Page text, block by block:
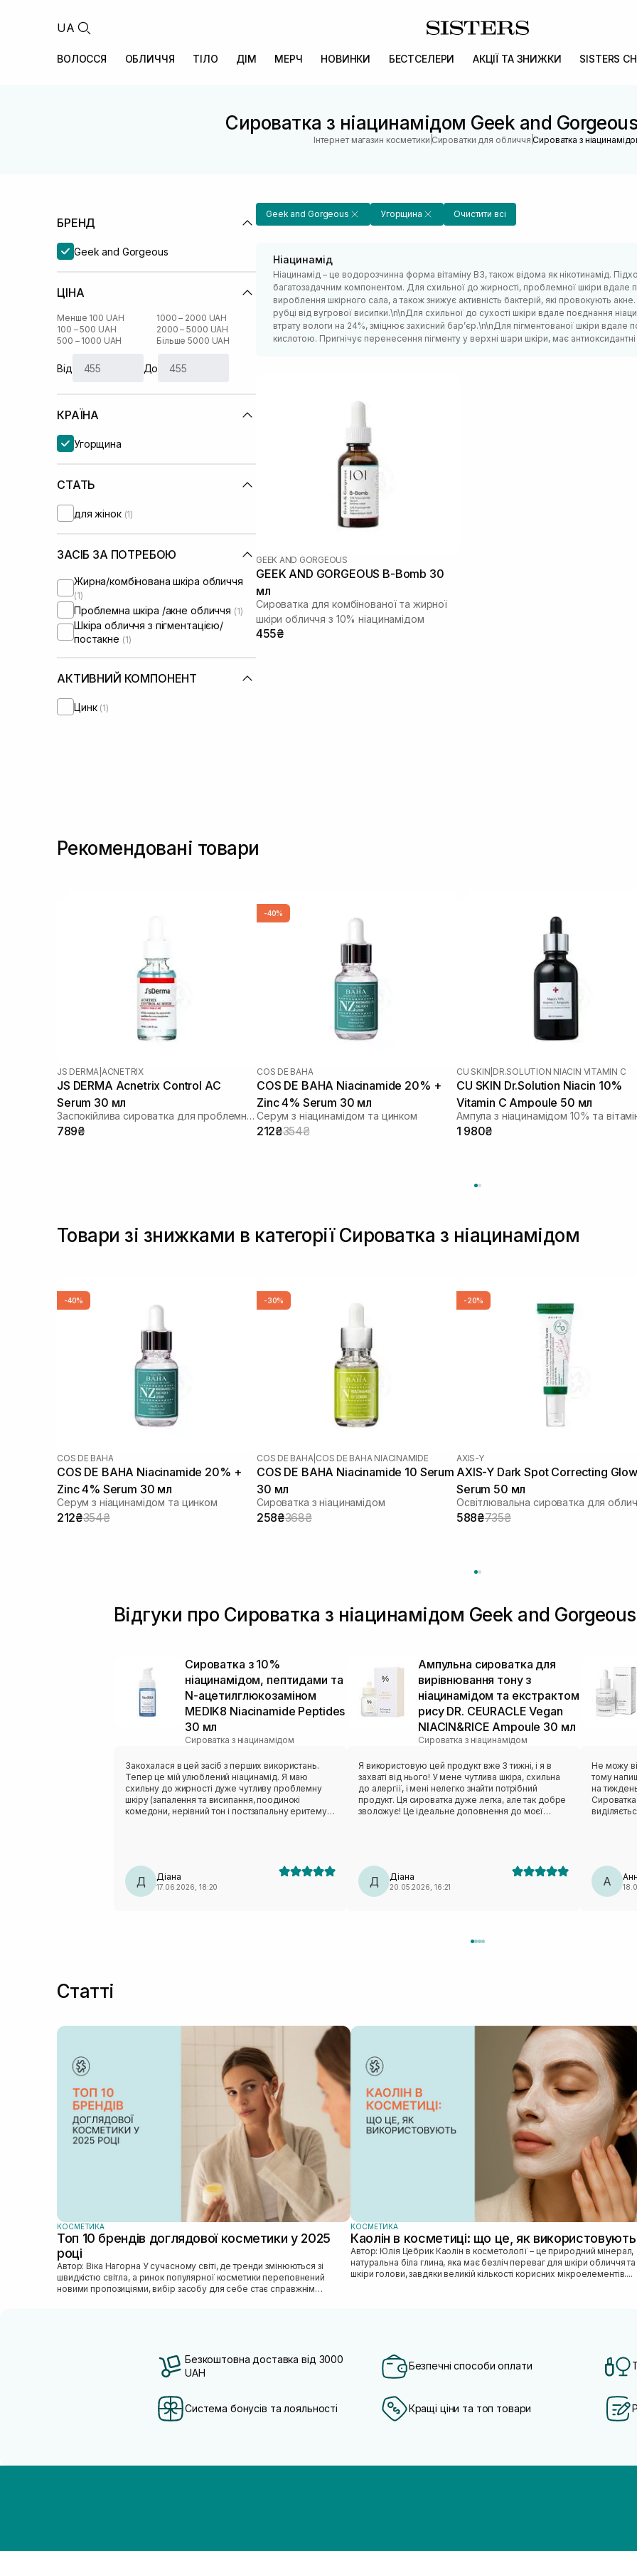
UA
ВОЛОССЯ ОБЛИЧЧЯ ТІЛО ДІМ МЕРЧ НОВИНКИ БЕСТСЕЛЕРИ АКЦІЇ ТА ЗНИЖКИ SISTERS
Сироватка з ніацинамідом Geek and
Інтернет магазин косметики |Сироватки для обличчя |Сироватка з
БРЕНД
Geek and Gorgeous
ЦІНА
Менше 100 UAH
100 – 500 UAH
500 – 1000 UAH
1000 – 2000 UAH
2000 – 5000 UAH
Більше 5000 UAH
Від До
КРАЇНА
Угорщина
СТАТЬ
для жінок (1)
ЗАСІБ ЗА ПОТРЕБОЮ
Жирна/комбінована шкіра обличчя
(1)
Проблемна шкіра /акне обличчя (1)
Шкіра обличчя з пігментацією/
постакне (1)
АКТИВНИЙ КОМПОНЕНТ
Цинк (1)
Geek and Gorgeous Угорщина Очистити всі
Ніацинамід
Ніацинамід – це водорозчинна форма вітаміну B3, також відома як нікотинамід.
багатозадачним компонентом. Для схильної до жирності, проблемної шкіри вдале
вироблення шкірного сала, а також знижує активність бактерій, які провокують
рубці від вугрової висипки.\n\nДля схильної до сухості шкіри вдале поєднання
втрату вологи на 24%, зміцнює захисний барʼєр.\n\nДля пігментованої шкіри
кислотою. Пригнічує перенесення пігменту у верхні шари шкіри, має антиоксидантні
GEEK AND GORGEOUS
GEEK AND GORGEOUS B-Bomb 30
мл
Сироватка для комбінованої та жирної
шкіри обличчя з 10% ніацинамідом
455₴
Рекомендовані товари
JS DERMA ACNETRIX
JS DERMA Acnetrix Control AC
Serum 30 мл
Заспокійлива сироватка для проблемної шкіри
789₴
-40%
COS DE BAHA
COS DE BAHA Niacinamide 20% +
Zinc 4% Serum 30 мл
Серум з ніацинамідом та цинком
212₴354₴
CU SKIN DR.SOLUTION NIACIN VITAMIN C
CU SKIN Dr.Solution Niacin 10%
Vitamin C Ampoule 50 мл
1 980₴
Товари зі знижками в категорії Сироватка з ніацинамідом
-40%
COS DE BAHA
COS DE BAHA Niacinamide 20% +
Zinc 4% Serum 30 мл
Серум з ніацинамідом та цинком
212₴354₴
-30%
COS DE BAHA COS DE BAHA NIACINAMIDE
COS DE BAHA Niacinamide 10 Serum
30 мл
Сироватка з ніацинамідом
258₴368₴
-20%
AXIS-Y
AXIS-Y Dark Spot Correcting Glow
Serum 50 мл
Освітлювальна сироватка для
588₴735₴
Відгуки про Сироватка з ніацинамідом Geek and
Сироватка з 10%
ніацинамідом, пептидами та
N-ацетилглюкозаміном
MEDIK8 Niacinamide Peptides
30 мл
Сироватка з ніацинамідом
Закохалася в цей засіб з перших використань.
Тепер це мій улюблений ніацинамід. Я маю
схильну до жирності дуже чутливу проблемну
шкіру (запалення та висипання, поодинокі
комедони, нерівний тон і постзапальну еритему).
характерно для засобів бренду Allies of Skin).
Іноді може залишати незначну липкість, проте
після нанесення сонцезахисту її не залишається
довго приглядалася до неї в доглядовій схемі
після консультації і зараз зовсім не шкодую, що
Д Діана
17.06.2026, 18:20
Ампульна сироватка для
вирівнювання тону з
ніацинамідом та екстрактом
рису DR. CEURACLE Vegan
NIACIN&RICE Ampoule 30 мл
Сироватка з ніацинамідом
Я використовую цей продукт вже 3 тижні, і я в
захваті від нього! У мене чутлива шкіра, схильна
до алергії, і мені нелегко знайти потрібний
продукт. Ця сироватка дуже легка, але так добре
зволожує! Це ідеальне доповнення до моєї
дозволяє використовувати засіб до останньої
краплі.після використання шкіра виглядає
«відпочилою», свіжою та отримує здорове сяйво
Д Діана
20.05.2026, 16:21
Не можу
тому
на
схемі є ще
помітний
А
Статті
КОСМЕТИКА
Топ 10 брендів доглядової косметики у 2025
році
Автор: Віка Нагорна У сучасному світі, де тренди змінюються зі
швидкістю світла, а ринок популярної косметики переповнений
новими пропозиціями, вибір засобу для себе стає справжнім
КОСМЕТИКА
Каолін в косметиці: що це, як використовують
Автор: Юлія Цебрик Каолін в косметології – це природний мінерал,
натуральна біла глина, яка має безліч переваг для шкіри обличчя та
шкіри голови, завдяки великій кількості корисних мікроелементів....
Безкоштовна доставка від 3000
UAH
Безпечні способи оплати
Система бонусів та лояльності Кращі ціни та топ товари